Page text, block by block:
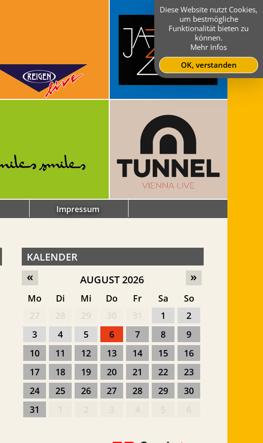
Impressum
KALENDER
»
« AUGUST 2026
Mo Di Mi Do Fr Sa
So
1
2
3
4 5 6 7 8
9
10
11 12 13 14 15
16
17
18 19 20 21 22
23
24
25 26 27 28 29
30
31
Diese Website nutzt Cookies,
um bestmögliche
Funktionalität bieten zu
können.
Mehr Infos
OK, verstanden